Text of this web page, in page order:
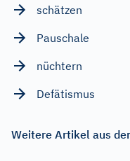
schätzen
Pauschale
nüchtern
Defätismus
Weitere Artikel aus